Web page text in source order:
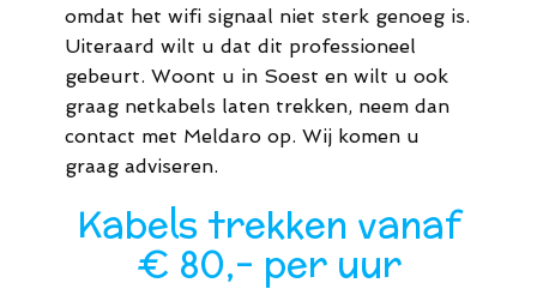
omdat het wifi signaal niet sterk genoeg is.
Uiteraard wilt u dat dit professioneel
gebeurt. Woont u in Soest en wilt u ook
graag netkabels laten trekken, neem dan
contact met Meldaro op. Wij komen u
graag adviseren.
Kabels trekken vanaf
€ 80,- per uur